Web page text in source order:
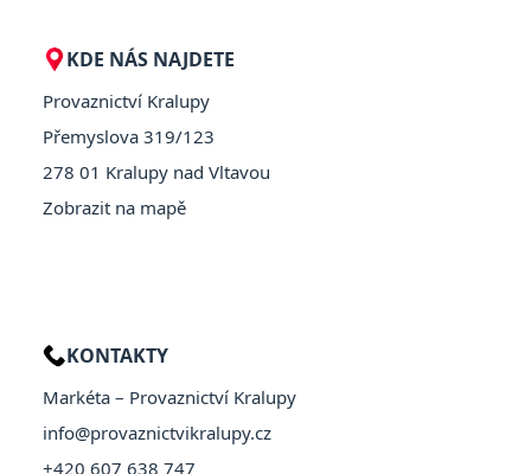
KDE NÁS NAJDETE
Provaznictví Kralupy
Přemyslova 319/123
278 01 Kralupy nad Vltavou
Zobrazit na mapě
KONTAKTY
Markéta – Provaznictví Kralupy
info@provaznictvikralupy.cz
+420 607 638 747